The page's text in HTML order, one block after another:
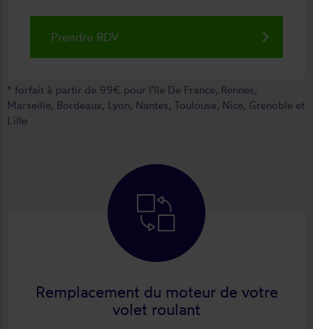
Prendre RDV keyboard_arrow_right
forfait à partir de 99€ pour l'Ile De France, Rennes,
Marseille, Bordeaux, Lyon, Nantes, Toulouse, Nice, Grenoble et
Lille
Remplacement du moteur de votre
volet roulant